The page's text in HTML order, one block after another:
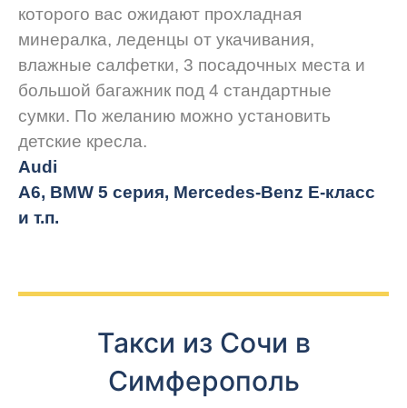
которого вас ожидают прохладная
минералка, леденцы от укачивания,
влажные салфетки, 3 посадочных места и
большой багажник под 4 стандартные
сумки. По желанию можно установить
детские кресла.
Audi
A6, BMW 5 серия, Mercedes-Benz E-класс
и т.п.
Такси из Сочи в
Симферополь